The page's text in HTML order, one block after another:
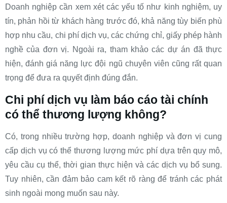
Doanh nghiệp cần xem xét các yếu tố như kinh nghiệm, uy
tín, phản hồi từ khách hàng trước đó, khả năng tùy biến phù
hợp nhu cầu, chi phí dịch vụ, các chứng chỉ, giấy phép hành
nghề của đơn vị. Ngoài ra, tham khảo các dự án đã thực
hiện, đánh giá năng lực đội ngũ chuyên viên cũng rất quan
trọng để đưa ra quyết định đúng đắn.
Chi phí dịch vụ làm báo cáo tài chính
có thể thương lượng không?
Có, trong nhiều trường hợp, doanh nghiệp và đơn vị cung
cấp dịch vụ có thể thương lượng mức phí dựa trên quy mô,
yêu cầu cụ thể, thời gian thực hiện và các dịch vụ bổ sung.
Tuy nhiên, cần đảm bảo cam kết rõ ràng để tránh các phát
sinh ngoài mong muốn sau này.